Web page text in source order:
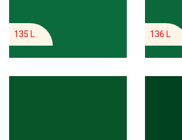
135 L 136 L